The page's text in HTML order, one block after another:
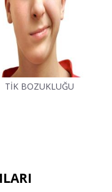
TİK BOZUKLUĞU